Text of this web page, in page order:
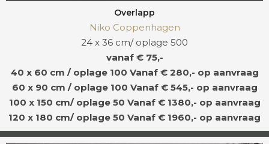
Overlapp
Niko Coppenhagen
24 x 36 cm/ oplage 500
vanaf € 75,-
40 x 60 cm / oplage 100 Vanaf € 280,- op aanvraag
60 x 90 cm / oplage 100 Vanaf € 545,- op aanvraag
100 x 150 cm/ oplage 50 Vanaf € 1380,- op aanvraag
120 x 180 cm/ oplage 50 Vanaf € 1960,- op aanvraag